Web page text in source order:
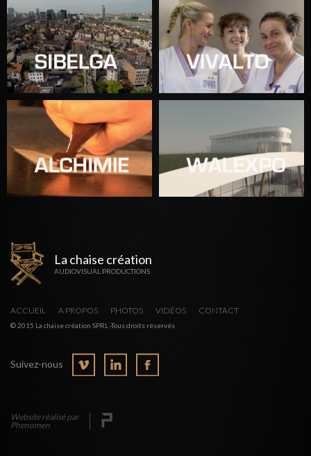
La chaise création
AUDIOVISUAL PRODUCTIONS
ACCUEIL A PROPOS PHOTOS VIDÉOS CONTACT
© 2015 La chaise création SPRL -Tous droits réservés
Suivez-nous
Website réalisé par
Phenomen